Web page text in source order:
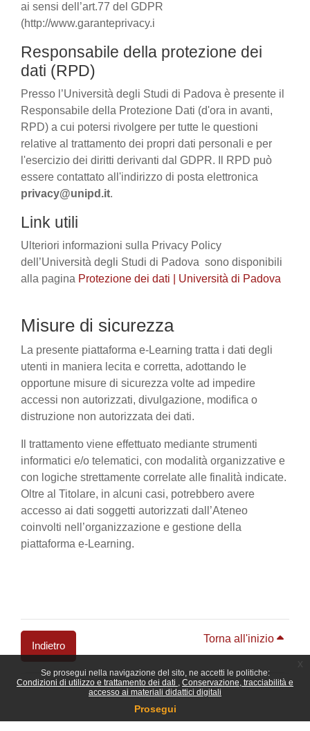
Se prosegui nella navigazione del sito, ne accetti le politiche:
Condizioni di utilizzo e trattamento dei dati
Conservazione, tracciabilità e
accesso ai materiali didattici digitali
Prosegui
ai sensi dell’art.77 del GDPR
(http://www.garanteprivacy.i
Responsabile della protezione dei
dati (RPD)
Presso l’Università degli Studi di Padova è presente il
Responsabile della Protezione Dati (d'ora in avanti,
RPD) a cui potersi rivolgere per tutte le questioni
relative al trattamento dei propri dati personali e per
l'esercizio dei diritti derivanti dal GDPR. Il RPD può
essere contattato all'indirizzo di posta elettronica
privacy@unipd.it.
Link utili
Ulteriori informazioni sulla Privacy Policy
dell’Università degli Studi di Padova sono disponibili
alla pagina Protezione dei dati | Università di Padova
Misure di sicurezza
La presente piattaforma e-Learning tratta i dati degli
utenti in maniera lecita e corretta, adottando le
opportune misure di sicurezza volte ad impedire
accessi non autorizzati, divulgazione, modifica o
distruzione non autorizzata dei dati.
Il trattamento viene effettuato mediante strumenti
informatici e/o telematici, con modalità organizzative e
con logiche strettamente correlate alle finalità indicate.
Oltre al Titolare, in alcuni casi, potrebbero avere
accesso ai dati soggetti autorizzati dall’Ateneo
coinvolti nell’organizzazione e gestione della
piattaforma e-Learning.
Indietro
Torna all'inizio
Blocchi